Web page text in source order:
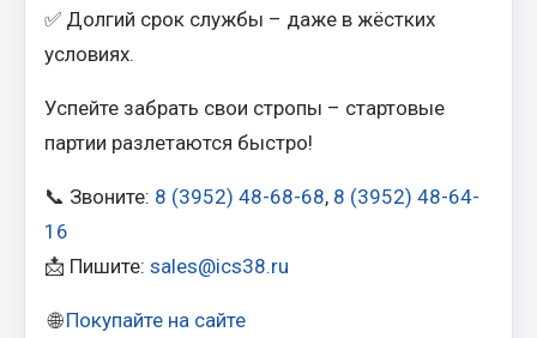
Коробка передач ZF
Весь раздел
Запчасти МАЗ
Подвеска
Тормозная система
✅ Долгий срок службы – даже в жёстких
условиях.
Успейте забрать свои стропы – стартовые
партии разлетаются быстро!
📞 Звоните: 8 (3952) 48-68-68, 8 (3952) 48-64-
16
📩 Пишите: sales@ics38.ru
🌐Покупайте на сайте